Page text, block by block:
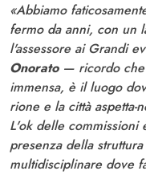
«Abbiamo
fermo da anni, con un
l'assessore ai Grandi
Onorato— ricordo che
immensa, è il luogo
rione e la città aspetta-
L'ok delle commissioni
presenza della
multidisciplinare dove